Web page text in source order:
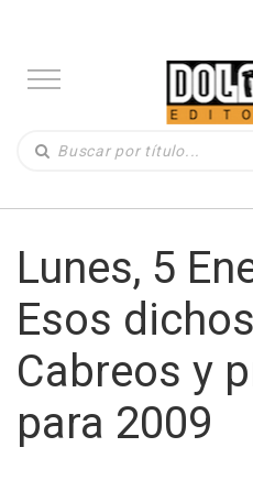
Lunes, 5
Esos
Cabreos y
para 2009